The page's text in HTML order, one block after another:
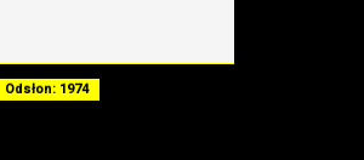
Odsłon: 1974